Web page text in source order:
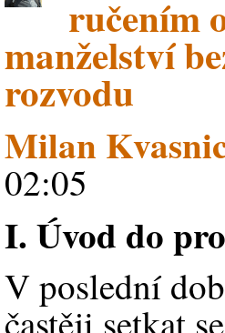
ručením
manželství
rozvodu
Milan
02:05
I. Úvod do
V poslední
častěji setkat